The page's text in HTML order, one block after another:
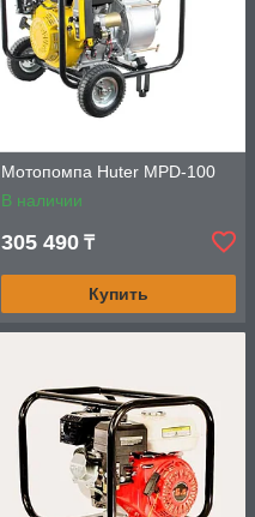
Мотопомпа Huter MPD-100
В наличии
305 490 ₸
Купить